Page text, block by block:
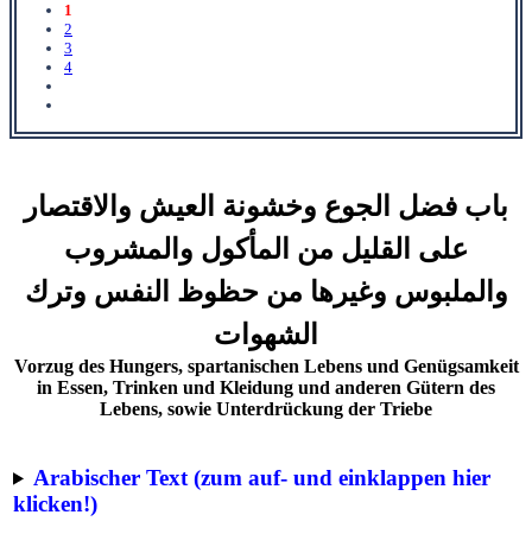
1
2
3
4
باب فضل الجوع وخشونة العيش والاقتصار
على القليل من المأكول والمشروب
والملبوس وغيرها من حظوظ النفس وترك
الشهوات
Vorzug des Hungers, spartanischen Lebens und Genügsamkeit
in Essen, Trinken und Kleidung und anderen Gütern des
Lebens, sowie Unterdrückung der Triebe
Arabischer Text (zum auf- und einklappen hier
klicken!)